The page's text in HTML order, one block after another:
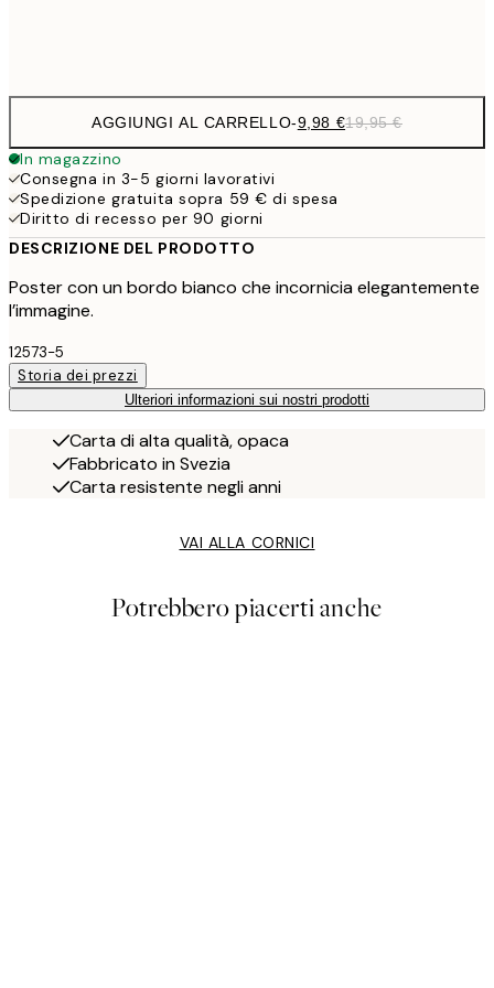
AGGIUNGI AL CARRELLO-9,98 €19,95 €
In magazzino
Consegna in 3-5 giorni lavorativi
Spedizione gratuita sopra 59 € di spesa
Diritto di recesso per 90 giorni
DESCRIZIONE DEL PRODOTTO
Poster con un bordo bianco che incornicia elegantemente
l’immagine.
12573-5
Storia dei prezzi
Ulteriori informazioni sui nostri prodotti
Carta di alta qualità, opaca
Fabbricato in Svezia
Carta resistente negli anni
VAI ALLA CORNICI
Potrebbero piacerti anche